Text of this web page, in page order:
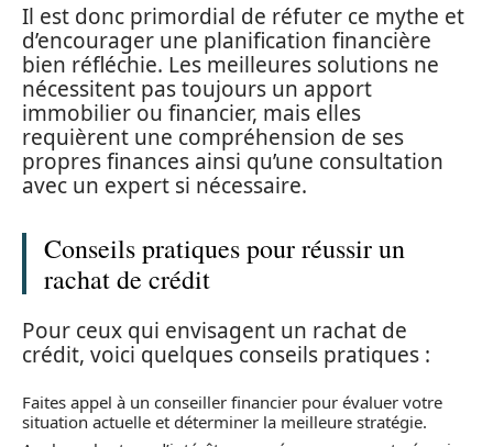
Il est donc primordial de réfuter ce mythe et
d’encourager une planification financière
bien réfléchie. Les meilleures solutions ne
nécessitent pas toujours un apport
immobilier ou financier, mais elles
requièrent une compréhension de ses
propres finances ainsi qu’une consultation
avec un expert si nécessaire.
Conseils pratiques pour réussir un
rachat de crédit
Pour ceux qui envisagent un rachat de
crédit, voici quelques conseils pratiques :
Faites appel à un conseiller financier pour évaluer votre
situation actuelle et déterminer la meilleure stratégie.